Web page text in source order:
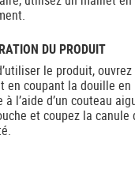
DU PRODUIT
le produit,
en coupant la douille
l’aide d’un couteau
et coupez la